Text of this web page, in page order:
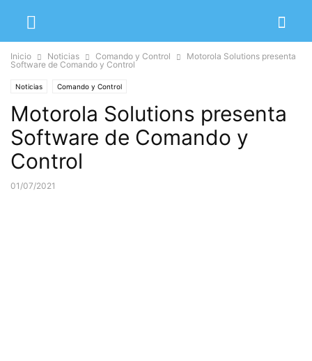
Inicio Noticias Comando y Control
Motorola Solutions presenta
Software de Comando y Control
Noticias Comando y Control
Motorola Solutions presenta
Software de Comando y
Control
01/07/2021